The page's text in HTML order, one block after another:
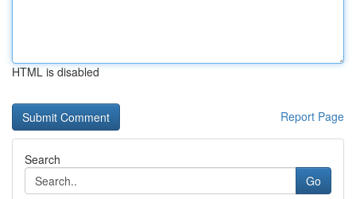
HTML is disabled
Report Page
Search
Go